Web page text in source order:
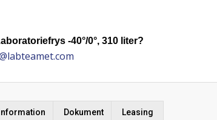
-40°/0°, 310 liter?
Dokument Leasing